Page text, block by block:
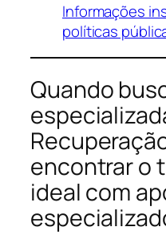
Informações
políticas
Quando
encontrar o
ideal com